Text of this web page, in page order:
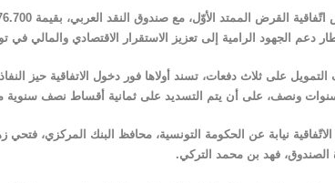
دعم الجهود الرامية إلى تعزيز الاستقرار الاقتصادي والمالي في
على ثلاث دفعات، تسند أولاها فور دخول الاتفاقية حيز
ونصف، على أن يتم التسديد على ثمانية أقساط نصف سنوية
نيابة عن الحكومة التونسية، محافظ البنك المركزي،
فهد بن محمد التركي.